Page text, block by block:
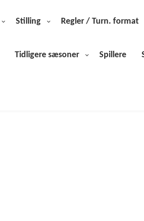
Stilling Regler / Turn. format
Tidligere sæsoner Spillere